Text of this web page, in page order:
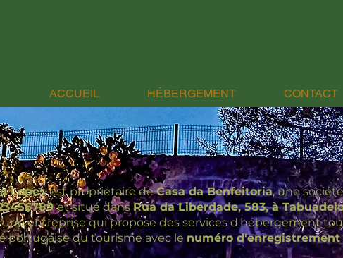
ACCUEIL HÉBERGEMENT CONTACT
Lopesest propriétaire deCasa da Benfeitoria, une
et situé dansRua da Liberdade, 583, à
une entreprise qui propose des services d'hébergement
portugaise du tourisme avec le numéro d'enregistrement